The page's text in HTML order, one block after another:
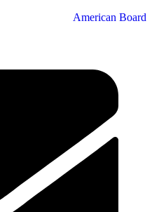
American Board